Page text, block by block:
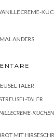
ANDERS
TALER
TALER
MIT